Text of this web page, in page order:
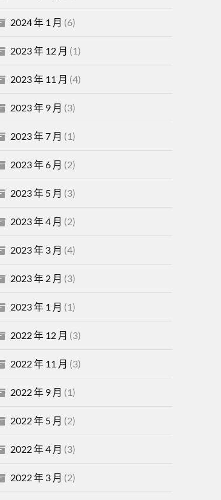
2024 年 1 月 (6)
2023 年 12 月 (1)
2023 年 11 月 (4)
2023 年 9 月 (3)
2023 年 7 月 (1)
2023 年 6 月 (2)
2023 年 5 月 (3)
2023 年 4 月 (2)
2023 年 3 月 (4)
2023 年 2 月 (3)
2023 年 1 月 (1)
2022 年 12 月 (3)
2022 年 11 月 (3)
2022 年 9 月 (1)
2022 年 5 月 (2)
2022 年 4 月 (3)
2022 年 3 月 (2)